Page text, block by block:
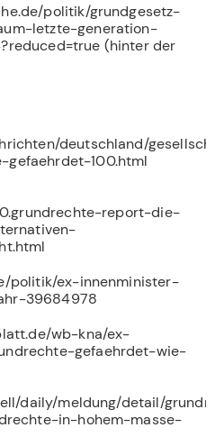
politik/grundgesetz-
letzte-generation-
(hinter der
deutschland/
gefaehrdet-100.html
report-die-
politik/ex-innenminister-
39684978
wb-kna/ex-
gefaehrdet-wie-
daily/meldung/detail/
in-hohem-masse-